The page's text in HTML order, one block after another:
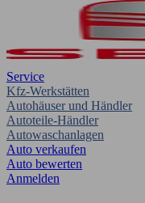
Service
Kfz-Werkstätten
Autohäuser und Händler
Autoteile-Händler
Autowaschanlagen
Auto verkaufen
Auto bewerten
Anmelden